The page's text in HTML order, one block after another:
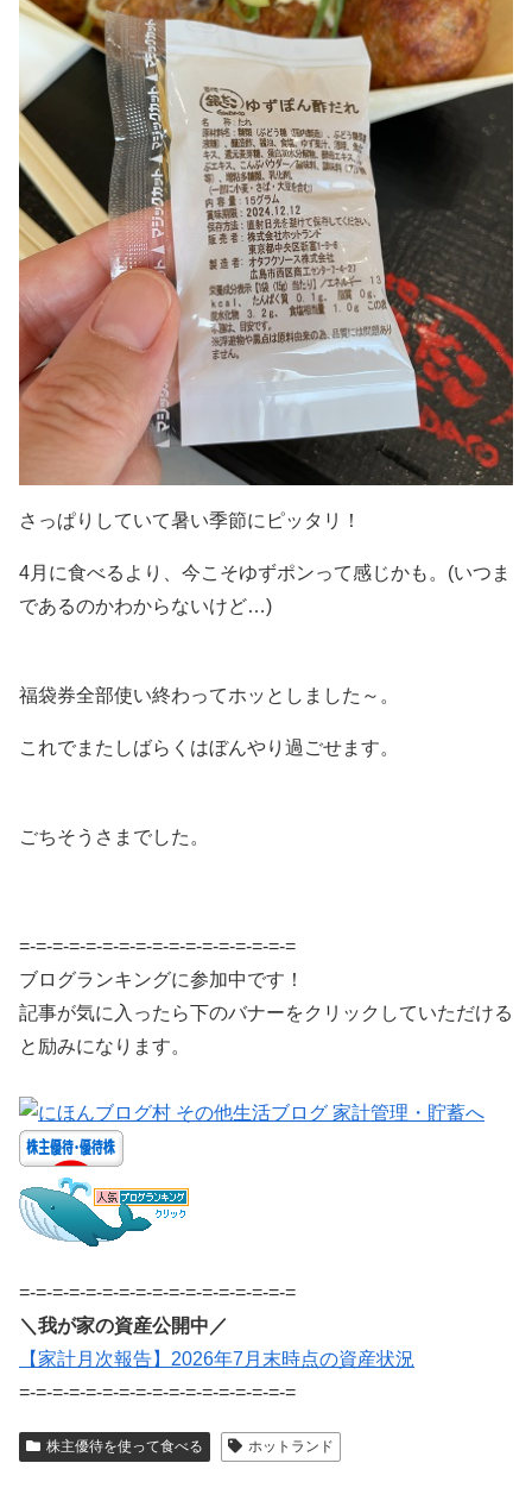
さっぱりしていて暑い季節にピッタリ！
4月に食べるより、今こそゆずポンって感じかも。(いつま
であるのかわからないけど…)
福袋券全部使い終わってホッとしました～。
これでまたしばらくはぼんやり過ごせます。
ごちそうさまでした。
=-=-=-=-=-=-=-=-=-=-=-=-=-=-=-=-=
ブログランキングに参加中です！
記事が気に入ったら下のバナーをクリックしていただける
と励みになります。
=-=-=-=-=-=-=-=-=-=-=-=-=-=-=-=-=
＼我が家の資産公開中／
【家計月次報告】2026年7月末時点の資産状況
=-=-=-=-=-=-=-=-=-=-=-=-=-=-=-=-=
株主優待を使って食べる ホットランド